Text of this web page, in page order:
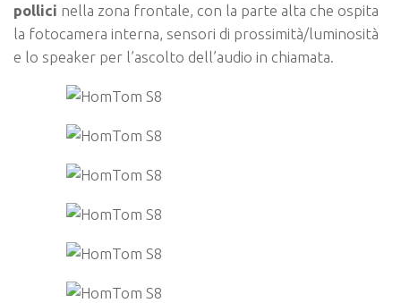
pollici nella zona frontale, con la parte alta che ospita
la fotocamera interna, sensori di prossimità/luminosità
e lo speaker per l’ascolto dell’audio in chiamata.